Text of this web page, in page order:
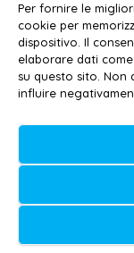
Per fornire le
cookie per
dispositivo. Il
elaborare dati
su questo sito. Non
influire
Privacy policy
©
Testata
Galatina24